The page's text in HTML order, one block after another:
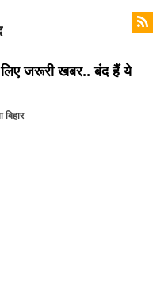
बर्खास्त.. फर्जीवाड़ा कर पाई थी
लेन की मंजूरी.. जानिए किन-किन
की शादी फिक्स, गर्लफ्रेंड से होगी
लिए जरूरी खबर.. बंद हैं ये
बिहार